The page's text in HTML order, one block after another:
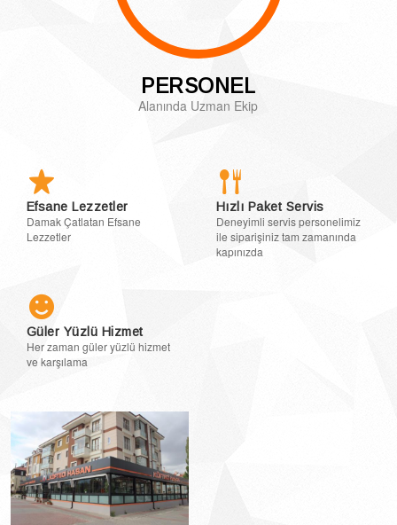
PERSONEL
Alanında Uzman Ekip
Efsane Lezzetler
Damak Çatlatan Efsane
Lezzetler
Hızlı Paket Servis
Deneyimli servis personelimiz
ile siparişiniz tam zamanında
kapınızda
Güler Yüzlü Hizmet
Her zaman güler yüzlü hizmet
ve karşılama